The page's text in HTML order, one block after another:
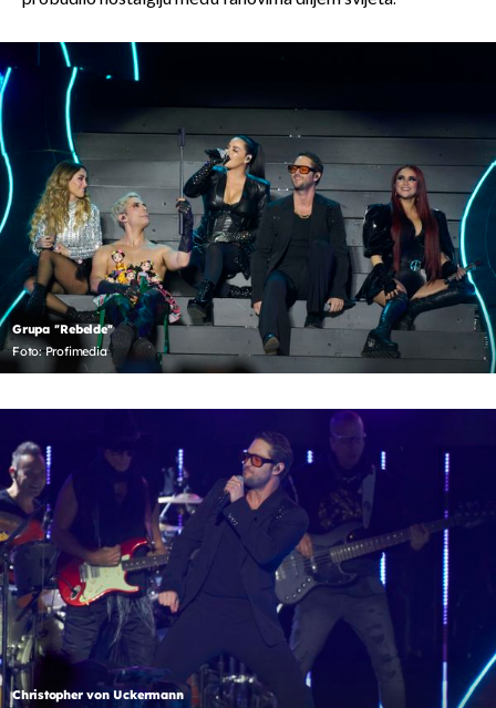
Grupa ''Rebelde''
Foto: Profimedia
Christopher von Uckermann